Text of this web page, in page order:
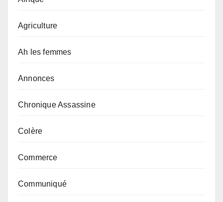
Agriculture
Ah les femmes
Annonces
Chronique Assassine
Colère
Commerce
Communiqué